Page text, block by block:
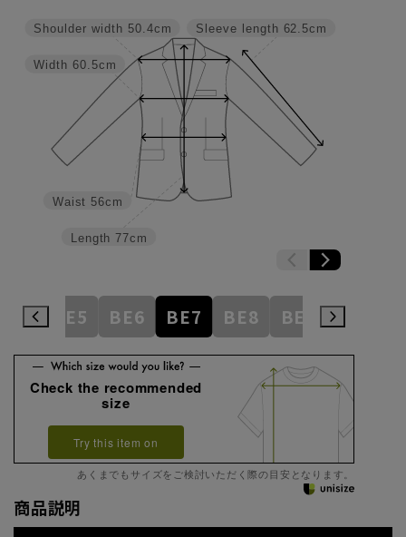
Sleeve length 62.5cm
Length 77cm
Waist 56cm
Width 60.5cm
Shoulder width 50.4cm
BE5 BE6 BE7 BE8 BE9 BE10
Check the recommended
size
Try this item on
あくまでもサイズをご検討いただく際の目安となります。
商品説明